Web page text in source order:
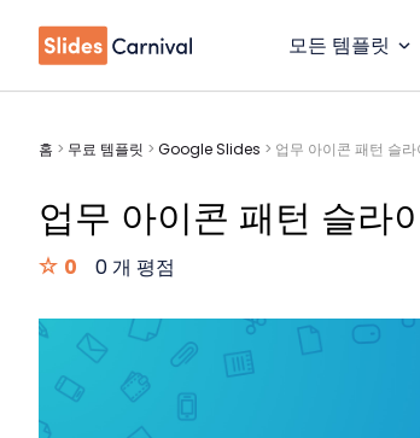
모든 템플릿
홈 > 무료 템플릿 > Google Slides > 업무 아이콘 패턴 슬
업무 아이콘 패턴 슬라
0 0 개 평점